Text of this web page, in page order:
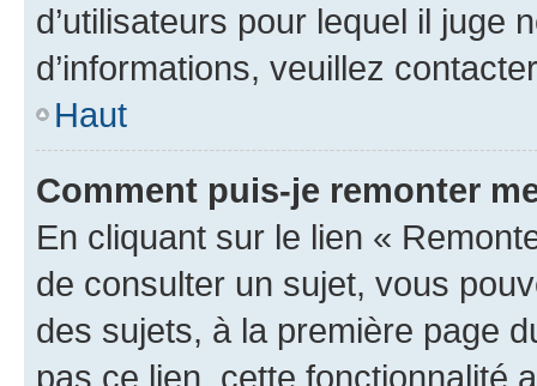
d’utilisateurs pour lequel il juge
d’informations, veuillez
Haut
Comment puis-je remonter
En cliquant sur le lien «
de consulter un sujet, vous
des sujets, à la première page
pas ce lien, cette fonctionnalité